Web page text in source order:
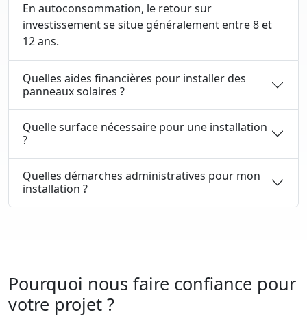
En autoconsommation, le retour sur
investissement se situe généralement entre 8 et
12 ans.
Quelles aides financières pour installer des
panneaux solaires ?
Quelle surface nécessaire pour une installation
?
Quelles démarches administratives pour mon
installation ?
Pourquoi nous faire confiance pour
votre projet ?